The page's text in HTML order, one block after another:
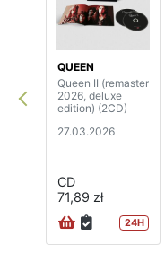
QUEEN
Queen II (remaster
2026, deluxe
edition) (2CD)
27.03.2026
CD
71,89 zł
24H